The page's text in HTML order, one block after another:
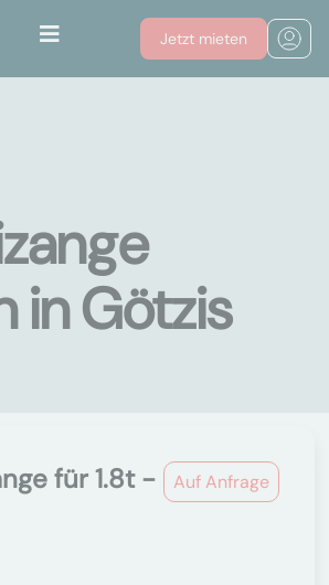
Jetzt mieten
in Götzis
Auf Anfrage
für 1.8t -